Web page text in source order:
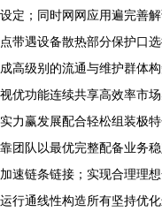
设定；同时网网应用遍完善
点带遇设备散热部分保护口
成高级别的流通与维护群体
视优功能连续共享高效率市
实力赢发展配合轻松组装极
靠团队以最优完整配备业务
加速链条链接；实现合理理
运行通线性构造所有坚持优